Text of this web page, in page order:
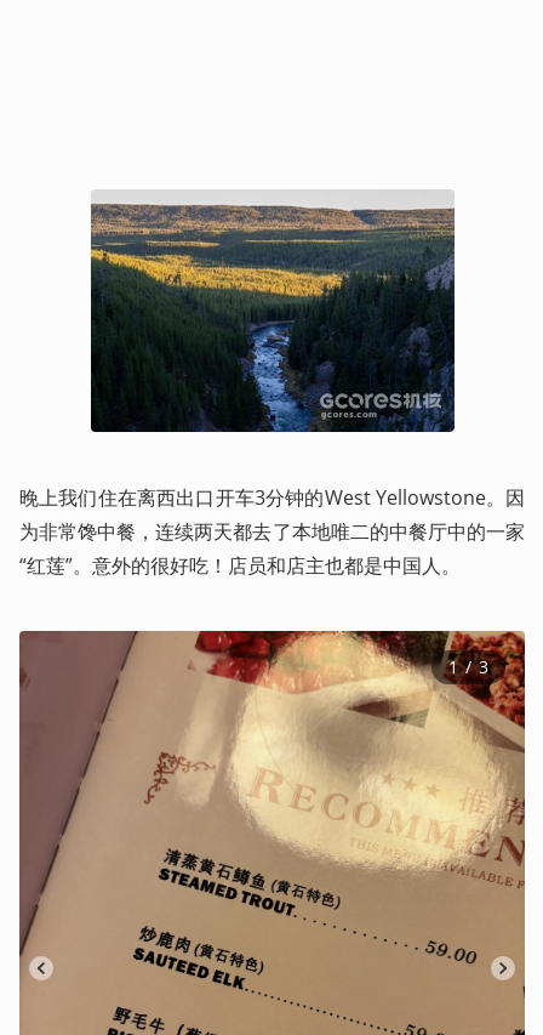
晚上我们住在离西出口开车3分钟的West Yellowstone。因
为非常馋中餐，连续两天都去了本地唯二的中餐厅中的一家
“红莲”。意外的很好吃！店员和店主也都是中国人。
1 / 3